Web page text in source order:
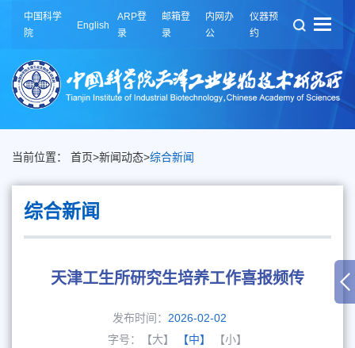
中国科学
院
English
ARP登
录
邮箱登
录
内网办
公
仪器预
约
当前位置： 首页>新闻动态>综合新闻
综合新闻
天津工生所研究生培养工作喜报频传
发布时间： 2026-02-02
字号：
【大】 【中】 【小】